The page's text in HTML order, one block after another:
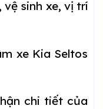
vệ sinh xe, vị trí
xe Kia Seltos
chi tiết của